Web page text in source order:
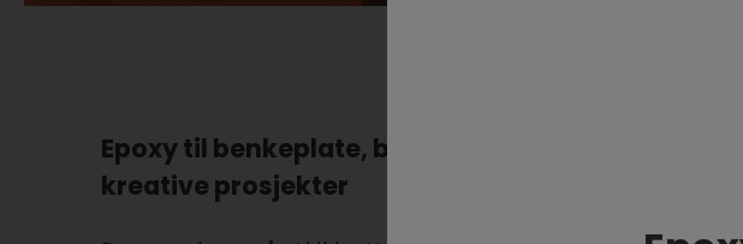
Epoxy til benkeplate, bordplate og andre
kreative prosjekter